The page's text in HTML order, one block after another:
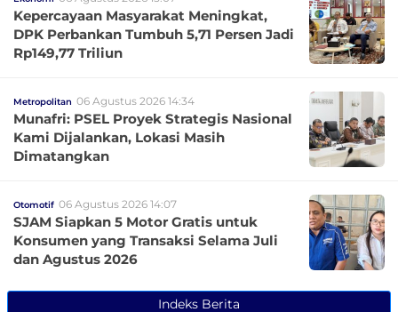
Kepercayaan Masyarakat Meningkat,
DPK Perbankan Tumbuh 5,71 Persen Jadi
Rp149,77 Triliun
Metropolitan 06 Agustus 2026 14:34
Munafri: PSEL Proyek Strategis Nasional
Kami Dijalankan, Lokasi Masih
Dimatangkan
Otomotif 06 Agustus 2026 14:07
SJAM Siapkan 5 Motor Gratis untuk
Konsumen yang Transaksi Selama Juli
dan Agustus 2026
Indeks Berita